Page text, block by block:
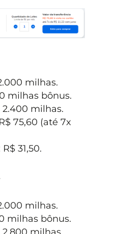
milhas.
milhas bônus.
milhas.
75,60 (até 7x
31,50.
milhas.
milhas bônus.